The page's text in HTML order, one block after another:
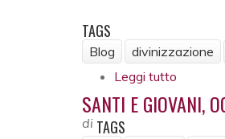
TAGS
Blog divinizzazione
Leggi tutto
SANTI E GIOVANI,
di TAGS